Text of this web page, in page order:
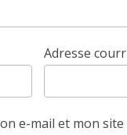
Adresse
e-mail et mon